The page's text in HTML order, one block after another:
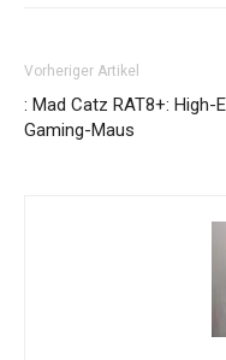
Vorheriger Artikel
: Mad Catz RAT8+: High-
Gaming-Maus